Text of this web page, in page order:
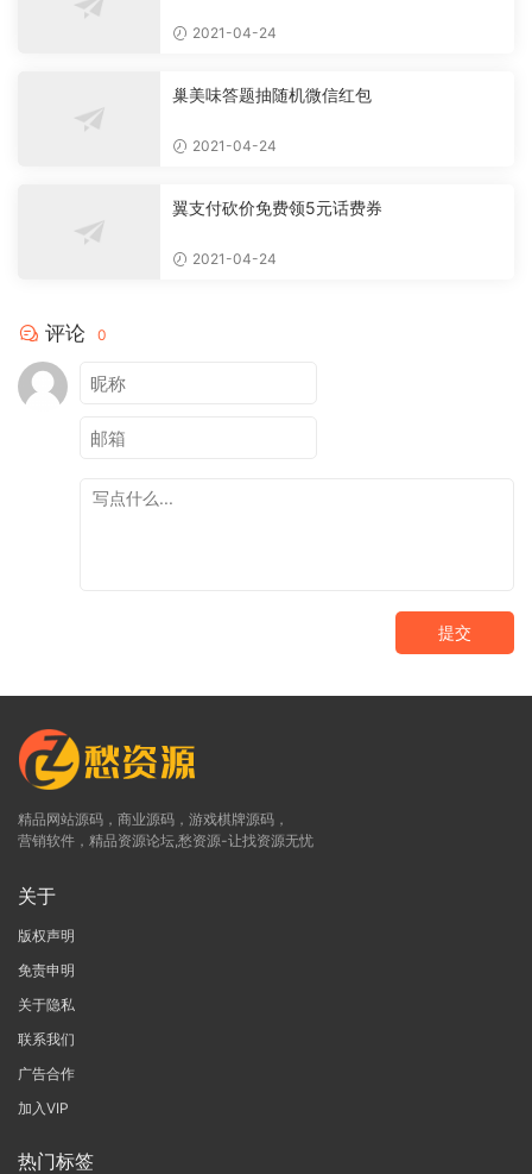
2021-04-24
巢美味答题抽随机微信红包
2021-04-24
翼支付砍价免费领5元话费券
2021-04-24
评论 0
提交
精品网站源码，商业源码，游戏棋牌源码，
营销软件，精品资源论坛,愁资源-让找资源无忧
关于
版权声明
免责申明
关于隐私
联系我们
广告合作
加入VIP
热门标签